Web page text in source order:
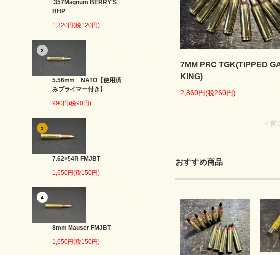
.357Magnum BERRY'S
HHP
1,320円(税120円)
2
5.56mm NATO【使用済
みプライマー付き】
990円(税90円)
3
7.62×54R FMJBT
1,650円(税150円)
4
8mm Mauser FMJBT
1,650円(税150円)
7MM PRC TGK(TIPPED
KING)
2,860円(税260円)
< 前
おすすめ商品